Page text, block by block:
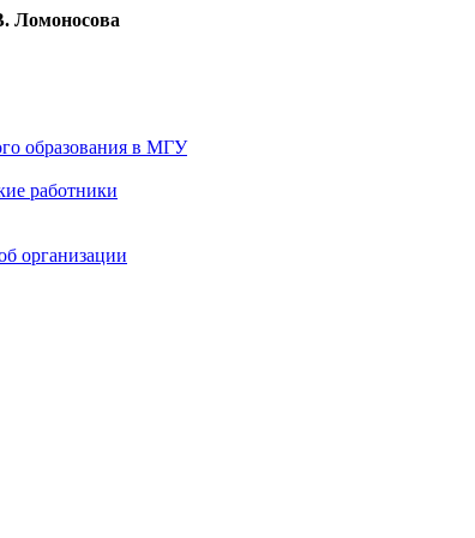
Ломоносова
образования в МГУ
работники
организации